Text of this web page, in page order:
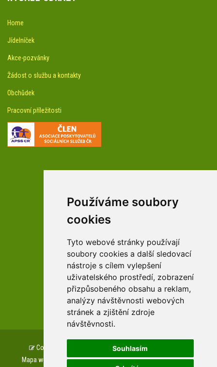
Používáme soubory
cookies
Tyto webové stránky používají
soubory cookies a další sledovací
nástroje s cílem vylepšení
uživatelského prostředí, zobrazení
přizpůsobeného obsahu a reklam,
analýzy návštěvnosti webových
stránek a zjištění zdroje
návštěvnosti.
Souhlasím
Home
Jídelníček
Akce-pozvánky
Žádost o službu a kontakty
Obchůdek
Pracovní příležitosti
facebookové profily domova a arboreta
Youtube profily domova a arboreta
zařízení Pardubického kraje
Copyright © www.csszampach.cz, created by
Mapa webu
Prohlášení o přístupnosti GDPR Cookies